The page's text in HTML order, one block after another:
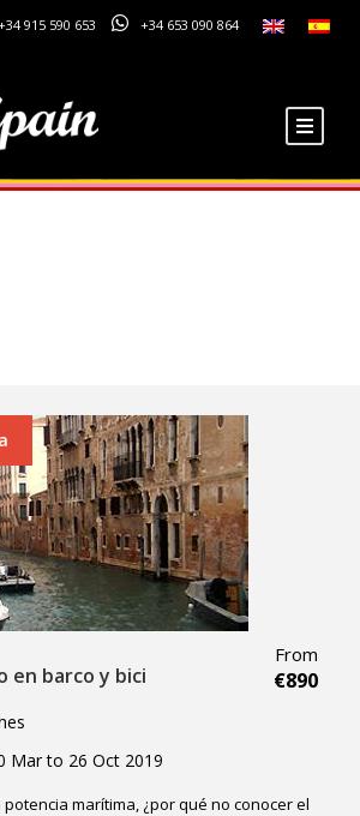
915 590 653 +34 653 090 864
en barco y bici
From
€890
Mar to 26 Oct 2019
marítima, ¿por qué no conocer el